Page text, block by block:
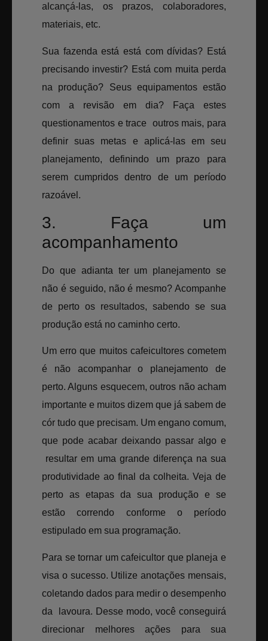
alcançá-las, os prazos, colaboradores,
materiais, etc.
Sua fazenda está está com dívidas? Está
precisando investir? Está com muita perda
na produção? Seus equipamentos estão
com a revisão em dia? Faça estes
questionamentos e trace outros mais, para
definir suas metas e aplicá-las em seu
planejamento, definindo um prazo para
serem cumpridos dentro de um período
razoável.
3. Faça um
acompanhamento
Do que adianta ter um planejamento se
não é seguido, não é mesmo? Acompanhe
de perto os resultados, sabendo se sua
produção está no caminho certo.
Um erro que muitos cafeicultores cometem
é não acompanhar o planejamento de
perto. Alguns esquecem, outros não acham
importante e muitos dizem que já sabem de
cór tudo que precisam. Um engano comum,
que pode acabar deixando passar algo e
resultar em uma grande diferença na sua
produtividade ao final da colheita. Veja de
perto as etapas da sua produção e se
estão correndo conforme o período
estipulado em sua programação.
Para se tornar um cafeicultor que planeja e
visa o sucesso. Utilize anotações mensais,
coletando dados para medir o desempenho
da lavoura. Desse modo, você conseguirá
direcionar melhores ações para sua